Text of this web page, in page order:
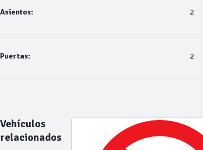
Asientos: 2
Puertas: 2
Vehículos
relacionados